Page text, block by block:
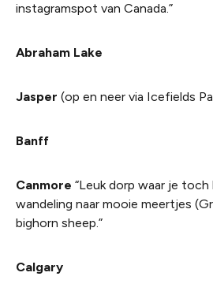
instagramspot van Canada.”
Abraham Lake
Jasper (op en neer via Icefields
Banff
Canmore “Leuk dorp waar je
wandeling naar mooie meertjes
bighorn sheep.”
Calgary